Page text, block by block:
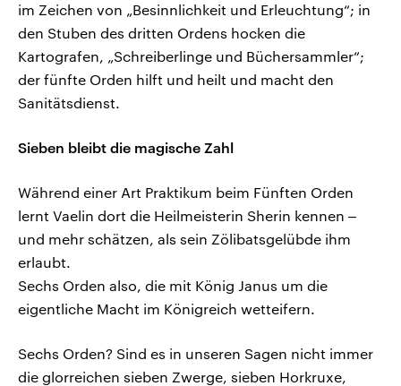
im Zeichen von „Besinnlichkeit und Erleuchtung“; in
den Stuben des dritten Ordens hocken die
Kartografen, „Schreiberlinge und Büchersammler“;
der fünfte Orden hilft und heilt und macht den
Sanitätsdienst.
Sieben bleibt die magische Zahl
Während einer Art Praktikum beim Fünften Orden
lernt Vaelin dort die Heilmeisterin Sherin kennen ‒
und mehr schätzen, als sein Zölibatsgelübde ihm
erlaubt.
Sechs Orden also, die mit König Janus um die
eigentliche Macht im Königreich wetteifern.
Sechs Orden? Sind es in unseren Sagen nicht immer
die glorreichen sieben Zwerge, sieben Horkruxe,